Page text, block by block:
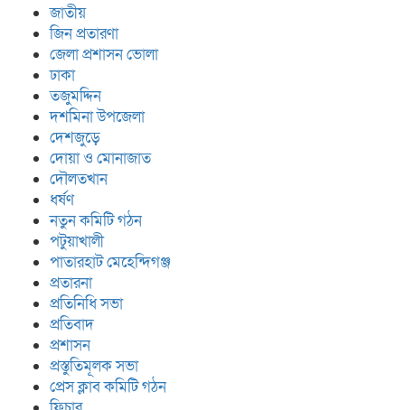
জাতীয়
জিন প্রতারণা
জেলা প্রশাসন ভোলা
ঢাকা
তজুমদ্দিন
দশমিনা উপজেলা
দেশজুড়ে
দোয়া ও মোনাজাত
দৌলতখান
ধর্ষণ
নতুন কমিটি গঠন
পটুয়াখালী
পাতারহাট মেহেন্দিগঞ্জ
প্রতারনা
প্রতিনিধি সভা
প্রতিবাদ
প্রশাসন
প্রস্তুতিমূলক সভা
প্রেস ক্লাব কমিটি গঠন